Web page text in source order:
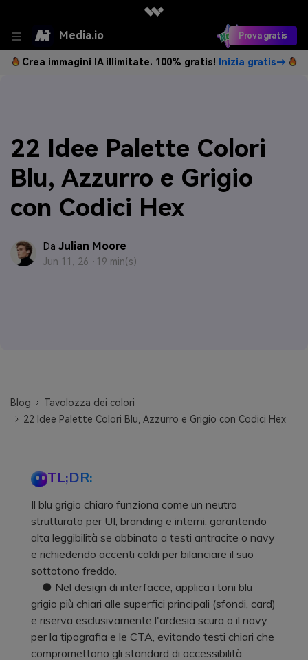
Media.io Prova gratis
Crea immagini IA illimitate. 100% gratis! Inizia gratis→
22 Idee Palette Colori
Blu, Azzurro e Grigio
con Codici Hex
Da Julian Moore
Jun 11, 26 · 19 min(s)
Blog
Tavolozza dei colori
22 Idee Palette Colori Blu, Azzurro e Grigio con Codici Hex
TL;DR:
Il blu grigio chiaro funziona come un neutro
strutturato per UI, branding e interni, garantendo
alta leggibilità se abbinato a testi antracite o navy
e richiedendo accenti caldi per bilanciare il suo
sottotono freddo.
● Nel design di interfacce, applica i toni blu
grigio più chiari alle superfici principali (sfondi, card)
e riserva esclusivamente l'ardesia scura o il navy
per la tipografia e le CTA, evitando testi chiari che
compromettono gli standard di accessibilità.